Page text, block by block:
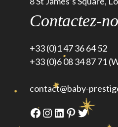
Contactez-
+33 (0)1 47 36 64 52
+33 (0)6 08 34 87 71
contact@baby-
Facebook
Instagram
LinkedIn
Pinterest
Twitter